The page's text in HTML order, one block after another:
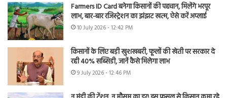
Farmers ID Card बनेगा किसानों की पहचान, मिलेंगे भरपूर
लाभ, बार-बार रजिस्ट्रेशन का झंझट खत्म, ऐसे करें अप्लाई
10 July 2026 - 12:42 PM
किसानों के लिए बड़ी खुशखबरी, फूलों की खेती पर सरकार दे
रही 40% सब्सिडी, जानें कैसे मिलेगा लाभ
9 July 2026 - 12:46 PM